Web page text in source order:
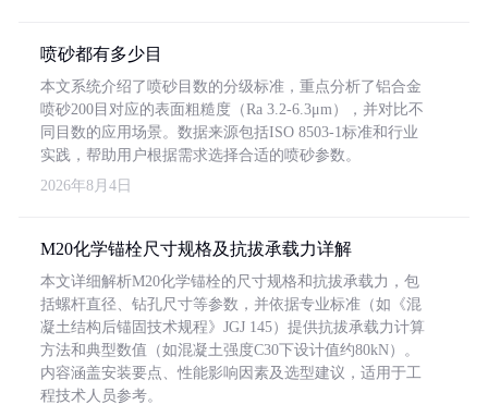
喷砂都有多少目
本文系统介绍了喷砂目数的分级标准，重点分析了铝合金
喷砂200目对应的表面粗糙度（Ra 3.2-6.3μm），并对比不
同目数的应用场景。数据来源包括ISO 8503-1标准和行业
实践，帮助用户根据需求选择合适的喷砂参数。
2026年8月4日
M20化学锚栓尺寸规格及抗拔承载力详解
本文详细解析M20化学锚栓的尺寸规格和抗拔承载力，包
括螺杆直径、钻孔尺寸等参数，并依据专业标准（如《混
凝土结构后锚固技术规程》JGJ 145）提供抗拔承载力计算
方法和典型数值（如混凝土强度C30下设计值约80kN）。
内容涵盖安装要点、性能影响因素及选型建议，适用于工
程技术人员参考。